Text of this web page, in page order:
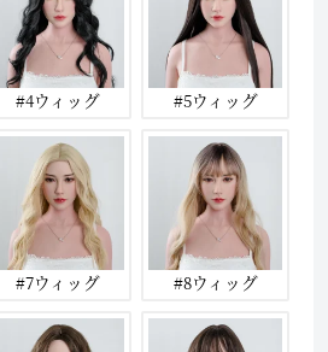
#4ウィッグ #5ウィッグ
#7ウィッグ #8ウィッグ